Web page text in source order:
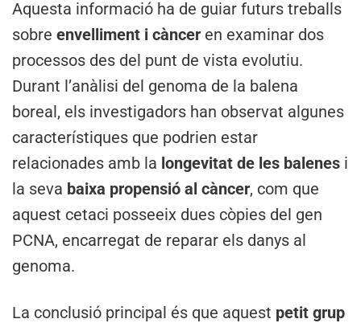
Aquesta informació ha de guiar futurs treballs
sobre envelliment i càncer en examinar dos
processos des del punt de vista evolutiu.
Durant l’anàlisi del genoma de la balena
boreal, els investigadors han observat algunes
característiques que podrien estar
relacionades amb la longevitat de les balenes i
la seva baixa propensió al càncer, com que
aquest cetaci posseeix dues còpies del gen
PCNA, encarregat de reparar els danys al
genoma.
La conclusió principal és que aquest petit grup